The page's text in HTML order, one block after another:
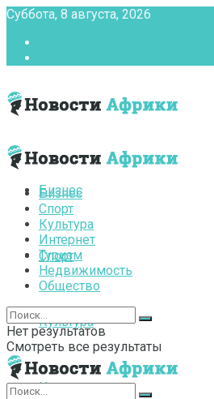
Суббота, 8 августа, 2026
Бизнес
Спорт
Культура
Интернет
Бизнес
Спорт
Культура
Интернет
Туризм
Недвижимость
Общество
Нет результатов
Смотреть все результаты